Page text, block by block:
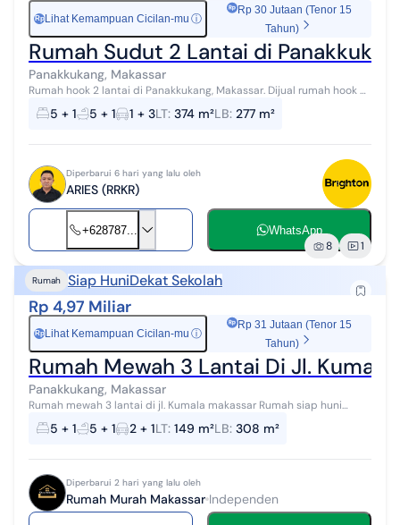
Rp Lihat Kemampuan Cicilan-mu ⓘ
Rp 30 Jutaan (Tenor 15
Tahun)
Rumah Sudut 2 Lantai di
Panakkukang, Makassar
Rumah hook 2 lantai di Panakkukang, Makassar. Dijual rumah hook di
wilayah yang nyaman dengan pemandangan perkotaan. Properti 2
lantai bergaya min...
5 + 1 5 + 1 1 + 3LT: 374 m²LB: 277 m²
Diperbarui 6 hari yang lalu oleh
ARIES (RRKR)
+628787... WhatsApp
8 1
Rumah Siap HuniDekat Sekolah
Rp 4,97 Miliar
Rp Lihat Kemampuan Cicilan-mu ⓘ
Rp 31 Jutaan (Tenor 15
Tahun)
Rumah Mewah 3 Lantai Di Jl. Kumala
Panakkukang, Makassar
Rumah mewah 3 lantai di jl. Kumala makassar Rumah siap huni
tengah kota Makassar, Rumah klasik modern Di kota makassar
Rumah di jual cepat rumah d...
5 + 1 5 + 1 2 + 1LT: 149 m²LB: 308 m²
Diperbarui 2 hari yang lalu oleh
Rumah Murah Makassar Independen